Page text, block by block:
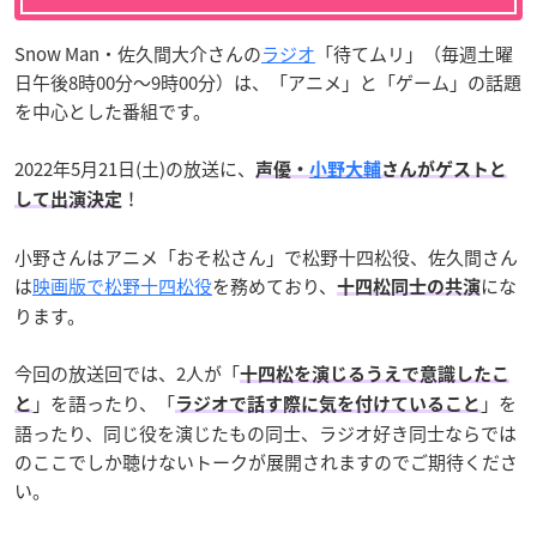
Snow Man・佐久間大介さんのラジオ 「待てムリ」（毎週土曜
日午後8時00分～9時00分）は、「アニメ」と「ゲーム」の話題
を中心とした番組です。
2022年5月21日(土)の放送に、 声優・ 小野大輔さんがゲストと
して出演決定 ！
小野さんはアニメ「おそ松さん」で松野十四松役、佐久間さん
は映画版で松野十四松役を務めており、 十四松同士の共演にな
ります。
今回の放送回では、2人が「十四松を演じるうえで意識したこ
と 」を語ったり、「ラジオで話す際に気を付けていること 」を
語ったり、同じ役を演じたもの同士、ラジオ好き同士ならでは
のここでしか聴けないトークが展開されますのでご期待くださ
い。